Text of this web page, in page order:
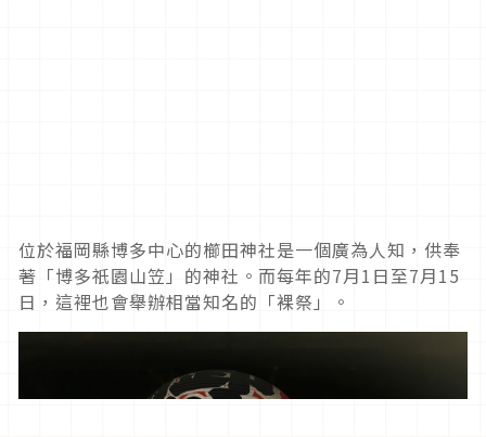
位於福岡縣博多中心的櫛田神社是一個廣為人知，供奉
著「博多祇園山笠」的神社。而每年的7月1日至7月15
日，這裡也會舉辦相當知名的「裸祭」。